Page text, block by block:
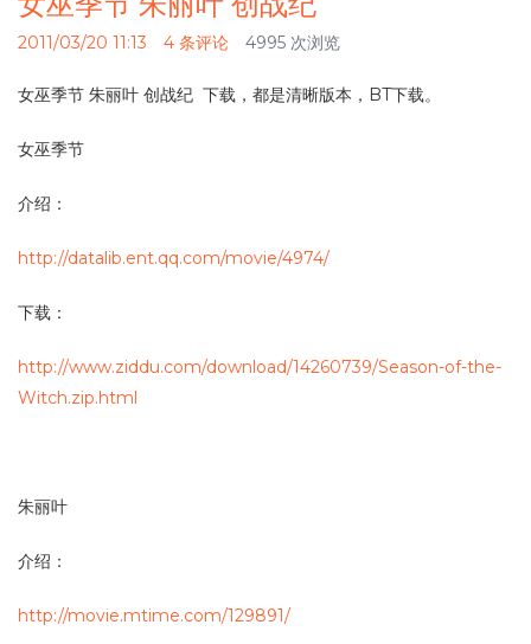
2011/03/20 11:13 4 条评论 4995 次浏览
女巫季节 朱丽叶 创战纪 下载，都是清晰版本，BT下载。
女巫季节
介绍：
http://datalib.ent.qq.com/movie/4974/
下载：
http://www.ziddu.com/download/14260739/Season-of-the-
Witch.zip.html
朱丽叶
介绍：
http://movie.mtime.com/129891/